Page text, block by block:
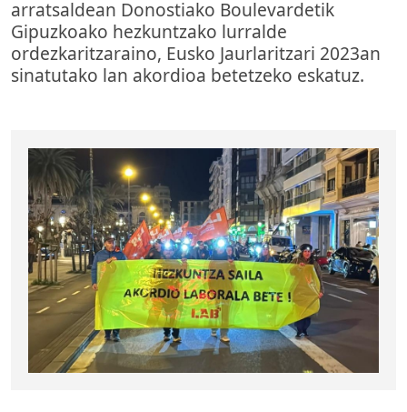
arratsaldean Donostiako Boulevardetik
Gipuzkoako hezkuntzako lurralde
ordezkaritzaraino, Eusko Jaurlaritzari 2023an
sinatutako lan akordioa betetzeko eskatuz.